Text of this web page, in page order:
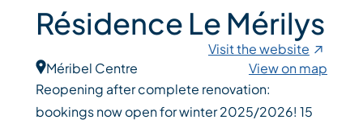
Résidence Le Mérilys
Visit the website
Méribel Centre
View on map
Reopening after complete renovation:
bookings now open for winter 2025/2026! 15